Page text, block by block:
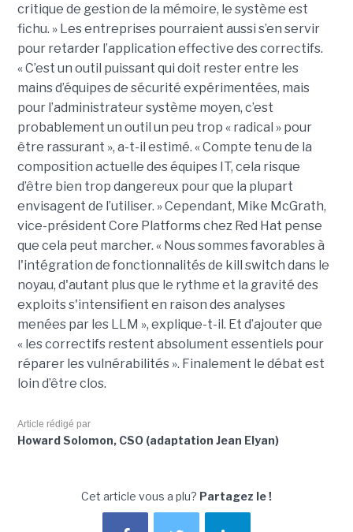
critique de gestion de la mémoire, le système est
fichu. » Les entreprises pourraient aussi s’en servir
pour retarder l’application effective des correctifs.
« C’est un outil puissant qui doit rester entre les
mains d’équipes de sécurité expérimentées, mais
pour l’administrateur système moyen, c’est
probablement un outil un peu trop « radical » pour
être rassurant », a-t-il estimé. « Compte tenu de la
composition actuelle des équipes IT, cela risque
d’être bien trop dangereux pour que la plupart
envisagent de l’utiliser. » Cependant, Mike McGrath,
vice-président Core Platforms chez Red Hat pense
que cela peut marcher. « Nous sommes favorables à
l'intégration de fonctionnalités de kill switch dans le
noyau, d'autant plus que le rythme et la gravité des
exploits s'intensifient en raison des analyses
menées par les LLM », explique-t-il. Et d’ajouter que
« les correctifs restent absolument essentiels pour
réparer les vulnérabilités ». Finalement le débat est
loin d’être clos.
Article rédigé par
Howard Solomon, CSO (adaptation Jean Elyan)
Cet article vous a plu? Partagez le !